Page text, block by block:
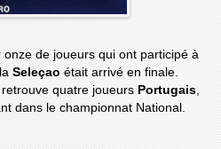
de joueurs qui ont participé à
laSeleçaoétait arrivé en finale.
quatre joueurs Portugais,
dans le championnat National.